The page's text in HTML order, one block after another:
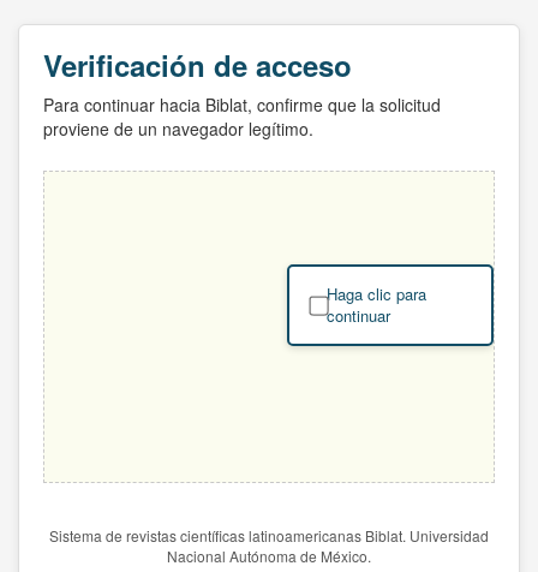
Verificación de acceso
Para continuar hacia Biblat, confirme que la solicitud
proviene de un navegador legítimo.
Haga clic para
continuar
Sistema de revistas científicas latinoamericanas Biblat. Universidad
Nacional Autónoma de México.